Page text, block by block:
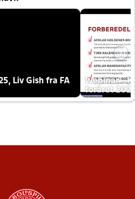
Liv Gish fra FA
Webinar -
foråret